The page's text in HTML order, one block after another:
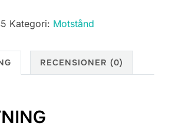
Kategori: Motstånd
RECENSIONER (0)